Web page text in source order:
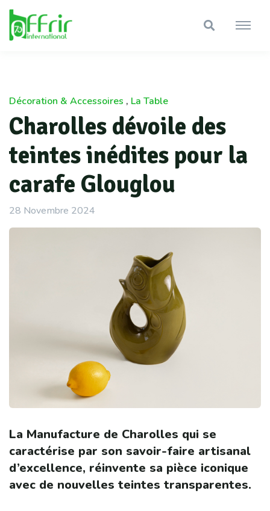
Décoration & Accessoires , La Table
Charolles dévoile des
teintes inédites pour la
carafe Glouglou
28 Novembre 2024
La Manufacture de Charolles qui se
caractérise par son savoir-faire artisanal
d’excellence, réinvente sa pièce iconique
avec de nouvelles teintes transparentes.